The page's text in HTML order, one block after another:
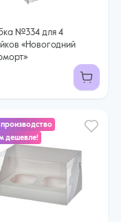
№334 для 4
«Новогодний
дешевле!